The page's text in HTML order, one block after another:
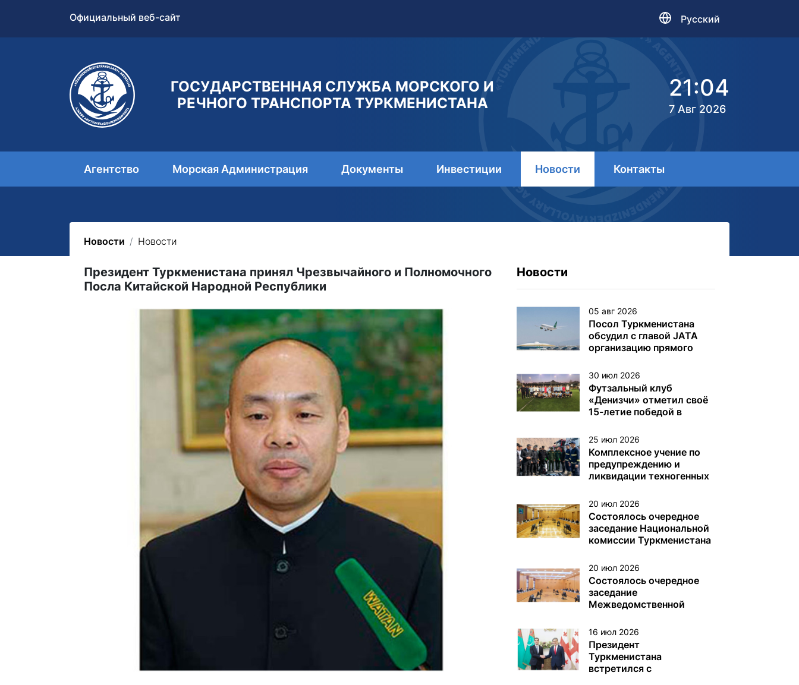
Официальный веб-сайт Русский
ГОСУДАРСТВЕННАЯ СЛУЖБА МОРСКОГО И
РЕЧНОГО ТРАНСПОРТА ТУРКМЕНИСТАНА
21:04
7 Авг 2026
Агентство Морская Администрация Документы Инвестиции Новости Контакты
Новости Новости
Президент Туркменистана принял Чрезвычайного и Полномочного
Посла Китайской Народной Республики
Новости
05 авг 2026
Посол Туркменистана
обсудил с главой JATA
организацию прямого
30 июл 2026
Футзальный клуб
«Денизчи» отметил своё
15-летие победой в
«Денизчи»
25 июл 2026
Комплексное учение по
предупреждению и
ликвидации техногенных
нефтегазодобывающих
платформах и других
объектах (сооружениях)
различного назначения в
туркменском секторе
20 июл 2026
Состоялось очередное
заседание Национальной
комиссии Туркменистана
20 июл 2026
Состоялось очередное
заседание
Межведомственной
по вопросам Каспийского
моря
16 июл 2026
Президент
Туркменистана
встретился с